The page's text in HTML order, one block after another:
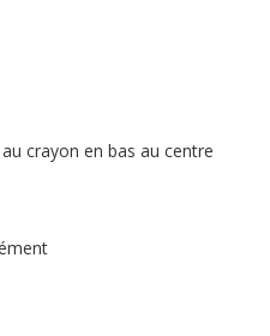
crayon en bas au centre